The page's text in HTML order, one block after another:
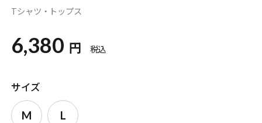
Tシャツ・トップス
6,380 円 税込
サイズ
M L